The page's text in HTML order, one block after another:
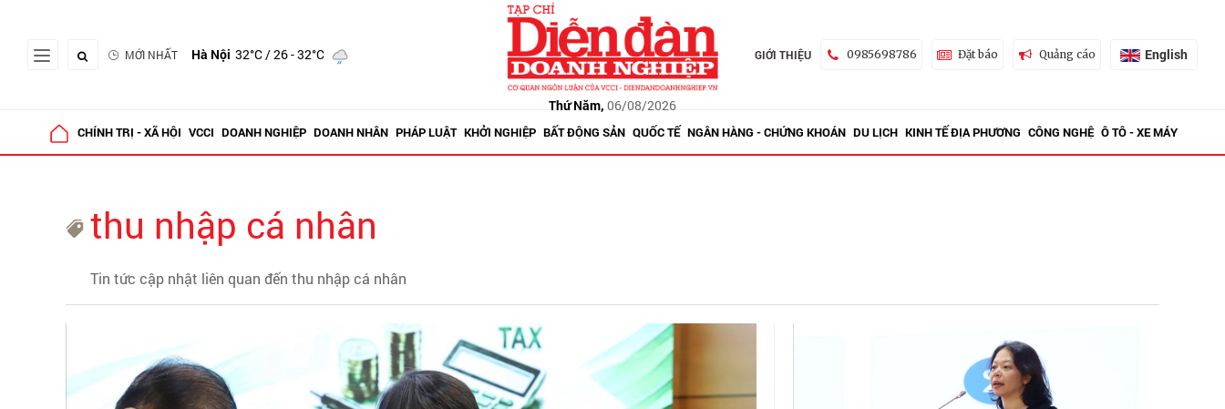
MỚI NHẤT Hà Nội 32°C/ 26 - 32°C
Thứ Năm, 06/08/2026
GIỚI THIỆU 0985698786 Đặt báo Quảng cáo English
CHÍNH TRỊ - XÃ HỘI VCCI DOANH NGHIỆP DOANH NHÂN PHÁP LUẬT KHỞI NGHIỆP BẤT ĐỘNG SẢN QUỐC TẾ NGÂN HÀNG - CHỨNG KHOÁN DU LỊCH KINH TẾ ĐỊA PHƯƠNG CÔNG NGHỆ Ô TÔ - XE MÁY
thu nhập cá nhân
Tin tức cập nhật liên quan đến thu nhập cá nhân